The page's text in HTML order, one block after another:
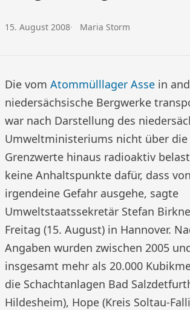
Veröffentlicht am:
15. August 2008 Autor:
Maria Storm
Die vom Atommülllager Asse in
niedersächsische Bergwerke
war nach Darstellung des
Umweltministeriums nicht über die
Grenzwerte hinaus radioaktiv
keine Anhaltspunkte dafür, dass
irgendeine Gefahr ausgehe, sagte
Umweltstaatssekretär Stefan
Freitag (15. August) in Hannover.
Angaben wurden zwischen 2005
insgesamt mehr als 20.000
die Schachtanlagen Bad
Hildesheim), Hope (Kreis Soltau-